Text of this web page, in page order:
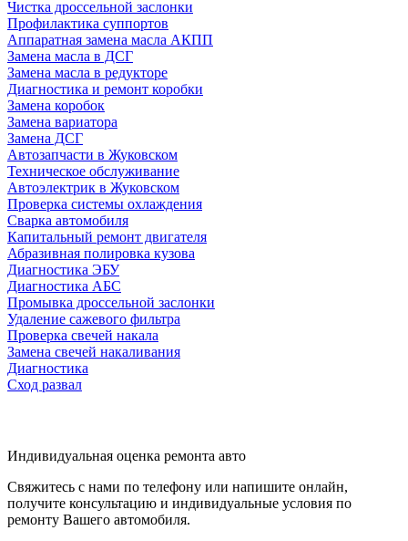
Чистка дроссельной заслонки
Профилактика суппортов
Аппаратная замена масла АКПП
Замена масла в ДСГ
Замена масла в редукторе
Диагностика и ремонт коробки
Замена коробок
Замена вариатора
Замена ДСГ
Автозапчасти в Жуковском
Техническое обслуживание
Автоэлектрик в Жуковском
Проверка системы охлаждения
Сварка автомобиля
Капитальный ремонт двигателя
Абразивная полировка кузова
Диагностика ЭБУ
Диагностика АБС
Промывка дроссельной заслонки
Удаление сажевого фильтра
Проверка свечей накала
Замена свечей накаливания
Диагностика
Сход развал
Индивидуальная оценка ремонта авто
Свяжитесь с нами по телефону или напишите онлайн,
получите консультацию и индивидуальные условия по
ремонту Вашего автомобиля.